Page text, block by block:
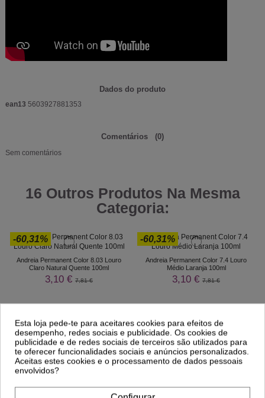
Dados do produto
ean13 5603927881353
Comentários (0)
Sem comentários
16 Outros Produtos Na Mesma
Categoria:
-60,31%
Andreia Permanent Color 8.03 Louro
Claro Natural Quente 100ml
3,10 € 7,81 €
-60,31%
Andreia Permanent Color 7.4 Louro
Médio Laranja 100ml
3,10 € 7,81 €
Esta loja pede-te para aceitares cookies para efeitos de
desempenho, redes sociais e publicidade. Os cookies de
publicidade e de redes sociais de terceiros são utilizados para
te oferecer funcionalidades sociais e anúncios personalizados.
Aceitas estes cookies e o processamento de dados pessoais
envolvidos?